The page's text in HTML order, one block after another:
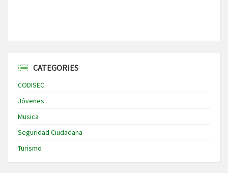
CATEGORIES
CODISEC
Jóvenes
Musica
Seguridad Ciudadana
Turismo